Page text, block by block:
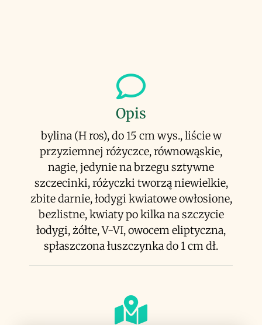
Opis
bylina (H ros), do 15 cm wys., liście w
przyziemnej różyczce, równowąskie,
nagie, jedynie na brzegu sztywne
szczecinki, różyczki tworzą niewielkie,
zbite darnie, łodygi kwiatowe owłosione,
bezlistne, kwiaty po kilka na szczycie
łodygi, żółte, V-VI, owocem eliptyczna,
spłaszczona łuszczynka do 1 cm dł.